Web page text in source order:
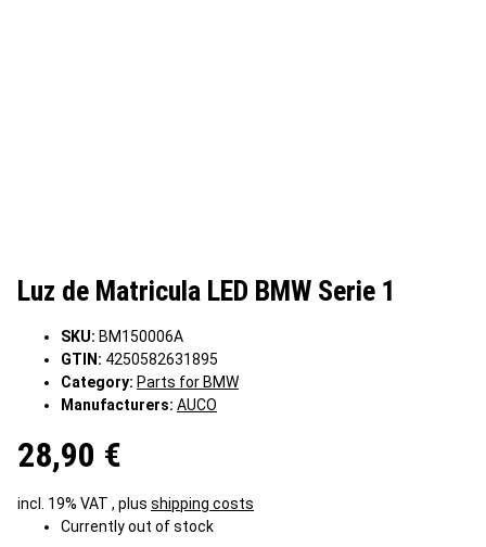
Luz de Matricula LED BMW Serie 1
SKU: BM150006A
GTIN: 4250582631895
Category: Parts for BMW
Manufacturers: AUCO
28,90 €
incl. 19% VAT , plus shipping costs
Currently out of stock